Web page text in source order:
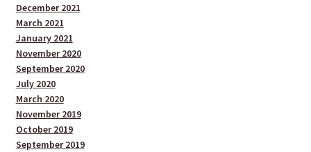
December 2021
March 2021
January 2021
November 2020
September 2020
July 2020
March 2020
November 2019
October 2019
September 2019